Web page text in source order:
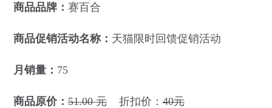
商品品牌： 赛百合
商品促销活动名称： 天猫限时回馈促销活动
月销量： 75
商品原价： 51.00 元 折扣价： 40元